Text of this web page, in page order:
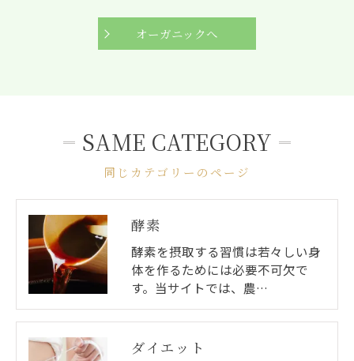
オーガニックへ
同じカテゴリーのページ
SAME CATEGORY
酵素
酵素を摂取する習慣は若々しい身
体を作るためには必要不可欠で
す。当サイトでは、農…
ダイエット